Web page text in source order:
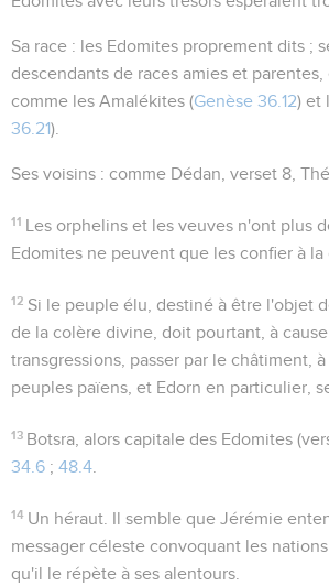
Sa race : les Edomites proprement dits ;
descendants de races amies et parentes,
comme les Amalékites (Genèse 36.12) et
36.21).
Ses voisins : comme Dédan, verset 8,
11 Les orphelins et les veuves n'ont plus
Edomites ne peuvent que les confier à la
12 Si le peuple élu, destiné à être l'objet
de la colère divine, doit pourtant, à
transgressions, passer par le châtiment,
peuples païens, et Edorn en particulier,
13 Botsra , alors capitale des Edomites
34.6 ; 48.4
14 Un héraut . Il semble que Jérémie
messager céleste convoquant les
qu'il le répète à ses alentours.